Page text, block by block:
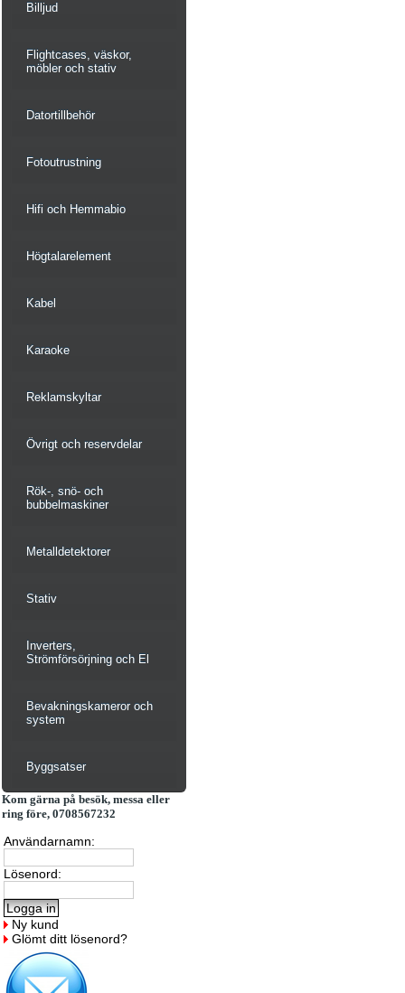
Billjud
Flightcases, väskor,
möbler och stativ
Datortillbehör
Fotoutrustning
Hifi och Hemmabio
Högtalarelement
Kabel
Karaoke
Reklamskyltar
Övrigt och reservdelar
Rök-, snö- och
bubbelmaskiner
Metalldetektorer
Stativ
Inverters,
Strömförsörjning och El
Bevakningskameror och
system
Byggsatser
Kom gärna på besök, messa eller
ring före, 0708567232
Användarnamn:
Lösenord:
Ny kund
Glömt ditt lösenord?